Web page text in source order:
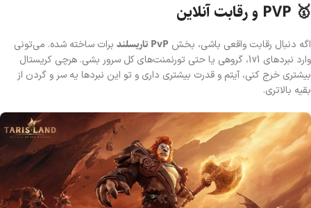
🥇 PVP و رقابت آنلاین
اگه دنبال رقابت واقعی باشی، بخش PvP تاریسلند
برات ساخته شده. می‌تونی
وارد نبردهای 1v1، گروهی یا حتی تورنمنت‌های کل سرور بشی. هرچی کریستال
بیشتری خرج کنی، آیتم و قدرت بیشتری داری و تو این نبردها یه سر و گردن از
بقیه بالاتری.